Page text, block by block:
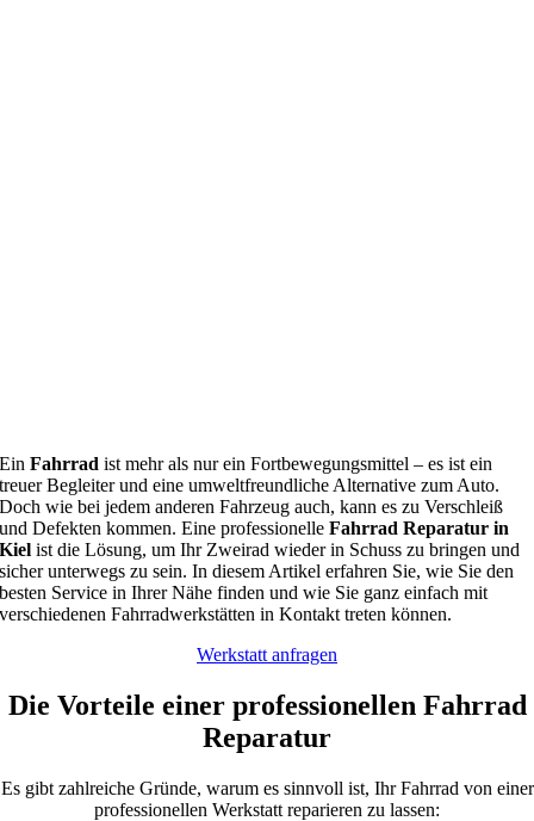
EinFahrrad ist mehr als nur ein Fortbewegungsmittel – es ist ein
treuer Begleiter und eine umweltfreundliche Alternative zum Auto.
Doch wie bei jedem anderen Fahrzeug auch, kann es zu Verschleiß
und Defekten kommen. Eine professionelleFahrrad Reparatur in
Kiel ist die Lösung, um Ihr Zweirad wieder in Schuss zu bringen und
sicher unterwegs zu sein. In diesem Artikel erfahren Sie, wie Sie den
besten Service in Ihrer Nähe finden und wie Sie ganz einfach mit
verschiedenen Fahrradwerkstätten in Kontakt treten können.
Werkstatt anfragen
Die Vorteile einer professionellen Fahrrad
Reparatur
Es gibt zahlreiche Gründe, warum es sinnvoll ist, Ihr Fahrrad von einer
professionellen Werkstatt reparieren zu lassen: